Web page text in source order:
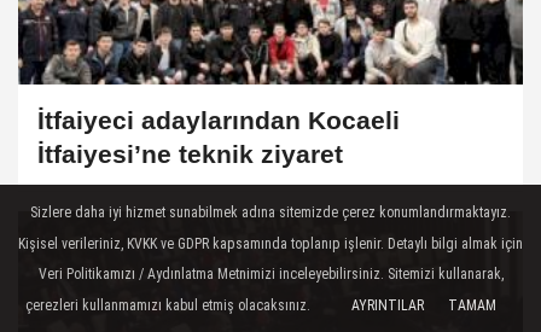
İtfaiyeci adaylarından Kocaeli
İtfaiyesi’ne teknik ziyaret
Sizlere daha iyi hizmet sunabilmek adına sitemizde çerez konumlandırmaktayız.
Kişisel verileriniz, KVKK ve GDPR kapsamında toplanıp işlenir. Detaylı bilgi almak için
Veri Politikamızı / Aydınlatma Metnimizi inceleyebilirsiniz. Sitemizi kullanarak,
çerezleri kullanmamızı kabul etmiş olacaksınız.
AYRINTILAR TAMAM